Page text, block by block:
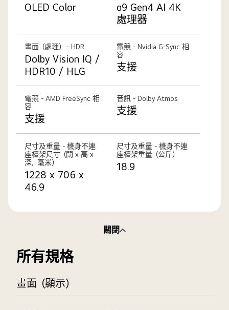
OLED Color
α9 Gen4 AI 4K
處理器
畫面（處理） - HDR
Dolby Vision IQ /
HDR10 / HLG
電競 - Nvidia G-Sync 相
容
支援
電競 - AMD FreeSync 相
容
支援
音訊 - Dolby Atmos
支援
尺寸及重量 - 機身不連
座檯架尺寸（闊 x 高 x
深，毫米）
1228 x 706 x
46.9
尺寸及重量 - 機身不連
座檯架重量（公斤）
18.9
關閉
所有規格
畫面（顯示）